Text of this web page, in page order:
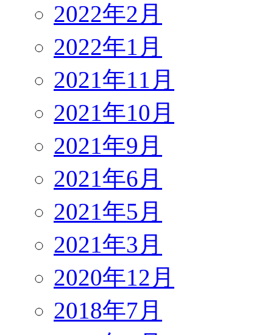
2022年2月
2022年1月
2021年11月
2021年10月
2021年9月
2021年6月
2021年5月
2021年3月
2020年12月
2018年7月